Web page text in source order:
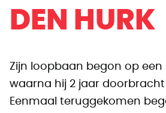
DEN HURK
Zijn loopbaan begon op een
waarna hij 2 jaar doorbracht
Eenmaal teruggekomen